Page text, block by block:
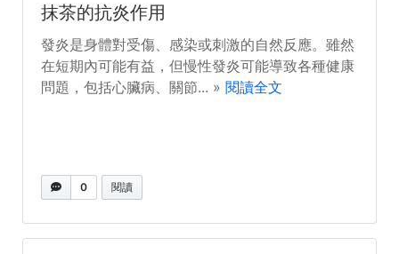
抹茶的抗炎作用
發炎是身體對受傷、感染或刺激的自然反應。雖然
在短期內可能有益，但慢性發炎可能導致各種健康
問題，包括心臟病、關節... » 閱讀全文
0 閱讀